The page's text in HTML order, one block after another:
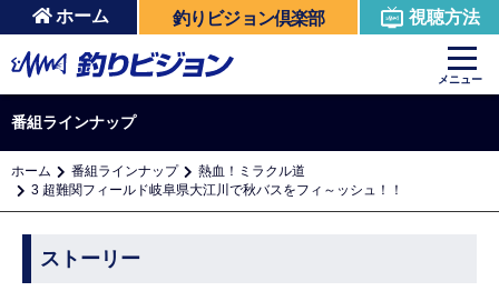
ホーム 釣りビジョン倶楽部 視聴方法
メニュー
番組ラインナップ
ホーム 番組ラインナップ
熱血！ミラクル道
3 超難関フィールド岐阜県大江川で秋バスをフィ～ッシュ！！
ストーリー